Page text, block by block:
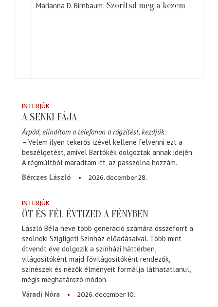
Marianna D. Birnbaum Szorítsd meg a kezem
INTERJÚK
A SENKI FÁJA
Árpád, elindítom a telefonon a rögzítést, kezdjük.
– Velem ilyen tekerős izével kellene felvenni ezt a
beszélgetést, amivel Bartókék dolgoztak annak idején.
A régmúltból maradtam itt, az passzolna hozzám.
Bérczes László
2026. december 28.
INTERJÚK
ÖT ÉS FÉL ÉVTIZED A FÉNYBEN
László Béla neve több generáció számára összeforrt a
szolnoki Szigligeti Színház előadásaival. Több mint
ötvenöt éve dolgozik a színházi háttérben,
világosítóként majd fővilágosítóként rendezők,
színészek és nézők élményeit formálja láthatatlanul,
mégis meghatározó módon.
Váradi Nóra
2026. december 10.